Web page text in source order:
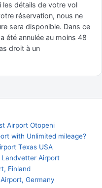
les détails de votre vol
réservation, nous ne
sera disponible. Dans ce
été annulée au moins 48
droit à un
Airport Otopeni
with Unlimited mileage?
Texas USA
Landvetter Airport
Finland
Germany